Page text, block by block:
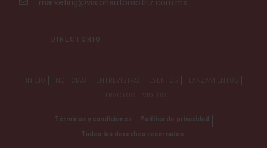
DIRECTORIO
INICIO NOTICIAS ENTREVISTAS EVENTOS
LANZAMIENTOS
TRACTOS
VIDEOS
Términos y condiciones
Política de privacidad
Todos los derechos reservados